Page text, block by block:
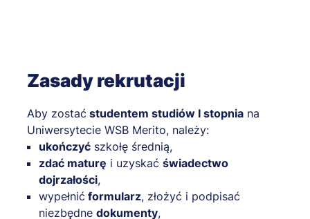
Zasady rekrutacji
Aby zostać studentem studiów I stopnia na
Uniwersytecie WSB Merito, należy:
ukończyć szkołę średnią,
zdać maturę i uzyskać świadectwo
dojrzałości,
wypełnić formularz, złożyć i podpisać
niezbędne dokumenty,